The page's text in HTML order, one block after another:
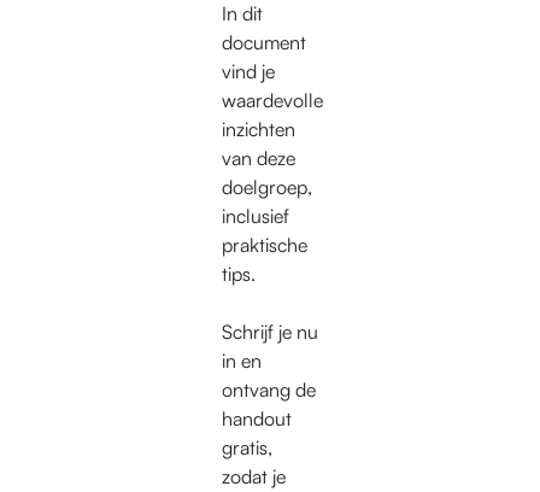
In dit
document
vind je
waardevolle
inzichten
van deze
doelgroep,
inclusief
praktische
tips.
Schrijf je nu
in en
ontvang de
handout
gratis,
zodat je